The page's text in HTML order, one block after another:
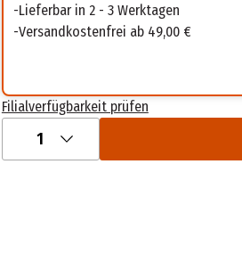
Lieferbar in 2 - 3 Werktagen
Versandkostenfrei ab 49,00 €
Filialverfügbarkeit prüfen
1